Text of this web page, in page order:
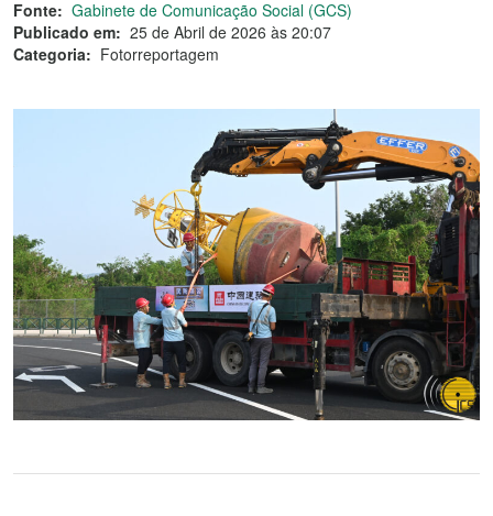
Fonte: Gabinete de Comunicação Social (GCS)
Publicado em: 25 de Abril de 2026 às 20:07
Categoria: Fotorreportagem